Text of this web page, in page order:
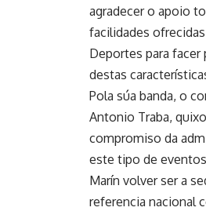
agradecer o apoio
facilidades
Deportes para
destas
Pola súa banda, o
Antonio Traba,
compromiso da
este tipo de
Marín volver ser a
referencia nacional